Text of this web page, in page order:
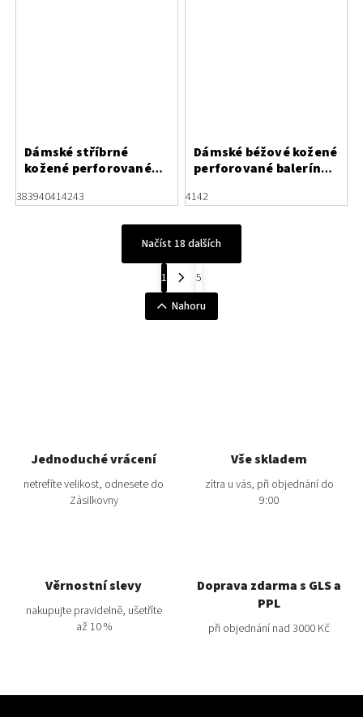
Dámské stříbrné
kožené perforované
mašlí
383940414243
Dámské béžové kožené
perforované baleríny
4142
Načíst 18 dalších
1
5
Nahoru
Jednoduché vrácení
netrefíte velikost, odnesete do
Zásilkovny
Vše skladem
zítra u vás, při objednání do
9:00
Věrnostní slevy
nakupujte pravidelně, ušetříte
až 10 %
Doprava zdarma s GLS a
PPL
při objednání nad 3000 Kč